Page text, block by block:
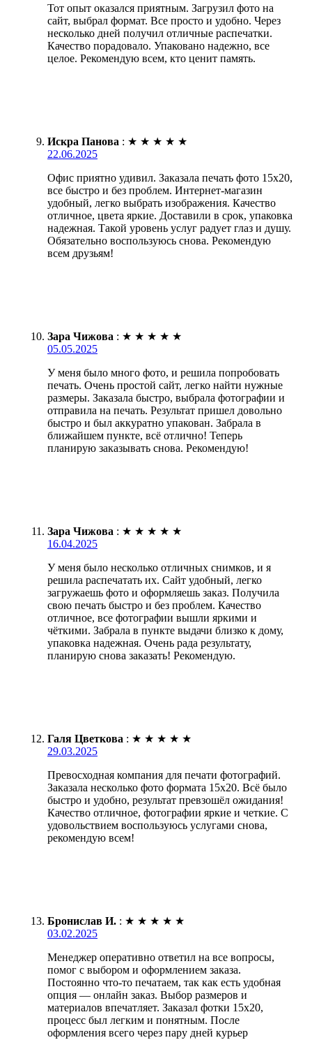
Тот опыт оказался приятным. Загрузил фото на
сайт, выбрал формат. Все просто и удобно. Через
несколько дней получил отличные распечатки.
Качество порадовало. Упаковано надежно, все
целое. Рекомендую всем, кто ценит память.
Искра Панова : ★ ★ ★ ★ ★
22.06.2025
Офис приятно удивил. Заказала печать фото 15х20,
все быстро и без проблем. Интернет-магазин
удобный, легко выбрать изображения. Качество
отличное, цвета яркие. Доставили в срок, упаковка
надежная. Такой уровень услуг радует глаз и душу.
Обязательно воспользуюсь снова. Рекомендую
всем друзьям!
Зара Чижова : ★ ★ ★ ★ ★
05.05.2025
У меня было много фото, и решила попробовать
печать. Очень простой сайт, легко найти нужные
размеры. Заказала быстро, выбрала фотографии и
отправила на печать. Результат пришел довольно
быстро и был аккуратно упакован. Забрала в
ближайшем пункте, всё отлично! Теперь
планирую заказывать снова. Рекомендую!
Зара Чижова : ★ ★ ★ ★ ★
16.04.2025
У меня было несколько отличных снимков, и я
решила распечатать их. Сайт удобный, легко
загружаешь фото и оформляешь заказ. Получила
свою печать быстро и без проблем. Качество
отличное, все фотографии вышли яркими и
чёткими. Забрала в пункте выдачи близко к дому,
упаковка надежная. Очень рада результату,
планирую снова заказать! Рекомендую.
Галя Цветкова : ★ ★ ★ ★ ★
29.03.2025
Превосходная компания для печати фотографий.
Заказала несколько фото формата 15х20. Всё было
быстро и удобно, результат превзошёл ожидания!
Качество отличное, фотографии яркие и четкие. С
удовольствием воспользуюсь услугами снова,
рекомендую всем!
Бронислав И. : ★ ★ ★ ★ ★
03.02.2025
Менеджер оперативно ответил на все вопросы,
помог с выбором и оформлением заказа.
Постоянно что-то печатаем, так как есть удобная
опция — онлайн заказ. Выбор размеров и
материалов впечатляет. Заказал фотки 15х20,
процесс был легким и понятным. После
оформления всего через пару дней курьер